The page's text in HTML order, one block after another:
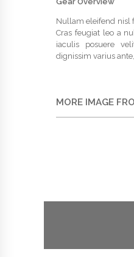
Nullam eleifend nisl
Cras feugiat leo a
iaculis posuere
dignissim varius
MORE IMAGE